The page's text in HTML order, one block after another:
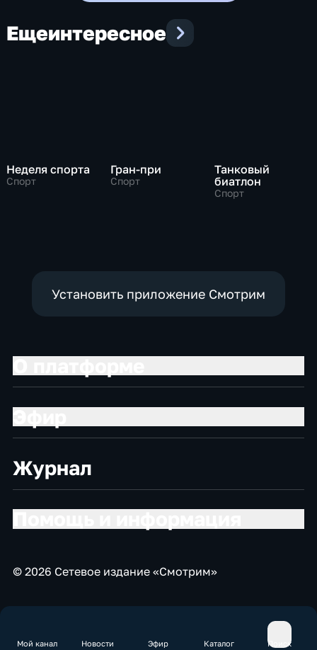
Мой канал Новости Эфир Каталог Поиск
Ещеинтересное
Неделя спорта
Спорт
Гран-при
Спорт
Танковый
биатлон
Спорт
Установить приложение Смотрим
Журнал
© 2026 Сетевое издание «Смотрим»